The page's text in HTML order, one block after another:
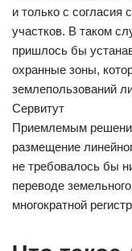
и только с согласия
участков. В таком
пришлось бы
охранные зоны,
землепользований
Сервитут
Приемлемым
размещение
не требовалось бы
переводе
многократной